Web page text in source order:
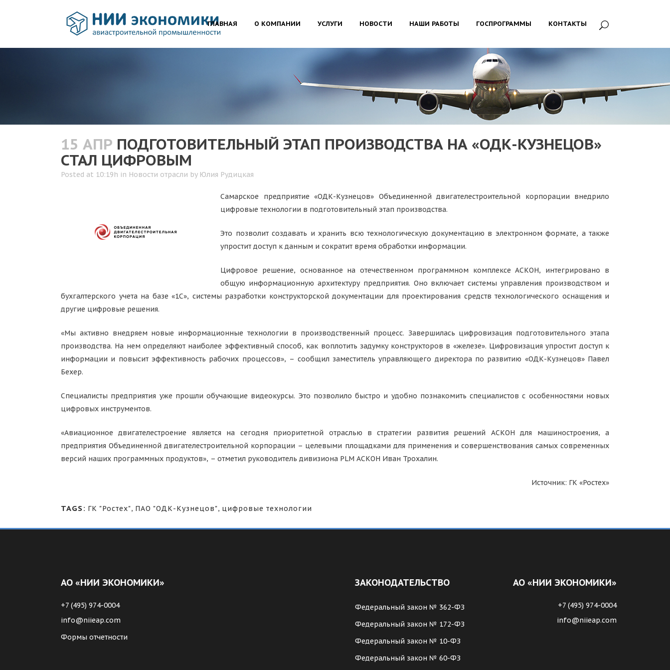
ГЛАВНАЯ О КОМПАНИИ УСЛУГИ НОВОСТИ НАШИ РАБОТЫ ГОСПРОГРАММЫ КОНТАКТЫ
15 АПР ПОДГОТОВИТЕЛЬНЫЙ ЭТАП ПРОИЗВОДСТВА НА «ОДК-КУЗНЕЦОВ»
СТАЛ ЦИФРОВЫМ
Posted at 10:19h in Новости отрасли by Юлия Рудицкая
Самарское предприятие «ОДК-Кузнецов» Объединенной двигателестроительной корпорации внедрило
цифровые технологии в подготовительный этап производства.
Это позволит создавать и хранить всю технологическую документацию в электронном формате, а также
упростит доступ к данным и сократит время обработки информации.
Цифровое решение, основанное на отечественном программном комплексе АСКОН, интегрировано в
общую информационную архитектуру предприятия. Оно включает системы управления производством и
бухгалтерского учета на базе «1С», системы разработки конструкторской документации для проектирования средств технологического оснащения и
другие цифровые решения.
«Мы активно внедряем новые информационные технологии в производственный процесс. Завершилась цифровизация подготовительного этапа
производства. На нем определяют наиболее эффективный способ, как воплотить задумку конструкторов в «железе». Цифровизация упростит доступ к
информации и повысит эффективность рабочих процессов», – сообщил заместитель управляющего директора по развитию «ОДК-Кузнецов» Павел
Бехер.
Специалисты предприятия уже прошли обучающие видеокурсы. Это позволило быстро и удобно познакомить специалистов с особенностями новых
цифровых инструментов.
«Авиационное двигателестроение является на сегодня приоритетной отраслью в стратегии развития решений АСКОН для машиностроения, а
предприятия Объединенной двигателестроительной корпорации – целевыми площадками для применения и совершенствования самых современных
версий наших программных продуктов», – отметил руководитель дивизиона PLM АСКОН Иван Трохалин.
Источник: ГК «Ростех»
TAGS: ГК "Ростех", ПАО "ОДК-Кузнецов", цифровые технологии
АО «НИИ ЭКОНОМИКИ»
+7 (495) 974-0004
info@niieap.com
Формы отчетности
ЗАКОНОДАТЕЛЬСТВО
Федеральный закон № 362-ФЗ
Федеральный закон № 172-ФЗ
Федеральный закон № 10-ФЗ
Федеральный закон № 60-ФЗ
АО «НИИ ЭКОНОМИКИ»
+7 (495) 974-0004
info@niieap.com